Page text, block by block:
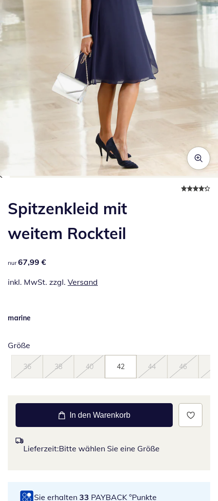
Spitzenkleid mit
weitem Rockteil
67,99 €
nur 67,99 €
inkl. MwSt. zzgl. Versand
marine
Größe
36 38 40 42 44 46
In den Warenkorb
Lieferzeit:Bitte wählen Sie eine Größe
Sie erhalten 33 PAYBACK °Punkte